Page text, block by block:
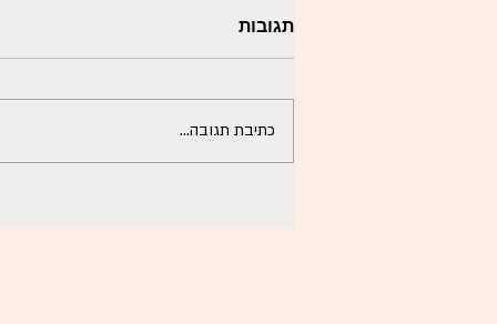
לאן נעלם הסקס שלנו?
תגובות
כתיבת תגובה...